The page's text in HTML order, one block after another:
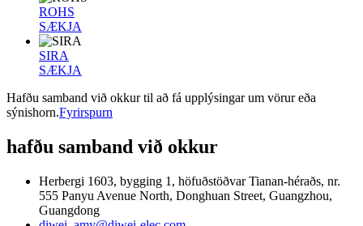
ROHS
SÆKJA
SIRA
SÆKJA
Hafðu samband við okkur til að fá upplýsingar um vörur eða
sýnishorn.Fyrirspurn
hafðu samband við okkur
Herbergi 1603, bygging 1, höfuðstöðvar Tianan-héraðs, nr.
555 Panyu Avenue North, Donghuan Street, Guangzhou,
Guangdong